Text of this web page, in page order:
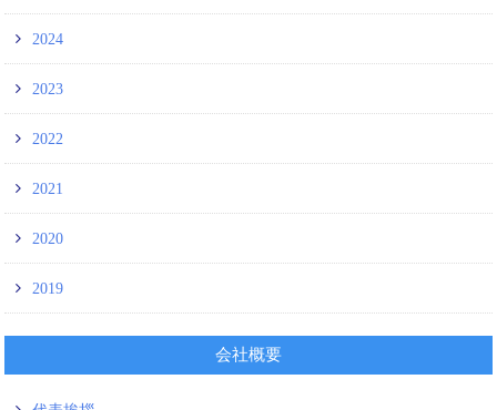
2024
2023
2022
2021
2020
2019
会社概要